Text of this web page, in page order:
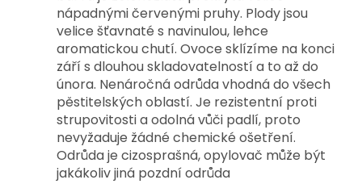
nápadnými červenými pruhy. Plody jsou
velice šťavnaté s navinulou, lehce
aromatickou chutí. Ovoce sklízíme na konci
září s dlouhou skladovatelností a to až do
února. Nenáročná odrůda vhodná do všech
pěstitelských oblastí. Je rezistentní proti
strupovitosti a odolná vůči padlí, proto
nevyžaduje žádné chemické ošetření.
Odrůda je cizosprašná, opylovač může být
jakákoliv jiná pozdní odrůda